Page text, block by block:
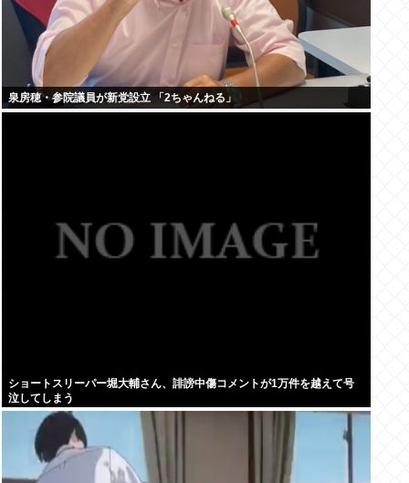
泉房穂・参院議員が新党設立 「2ちゃんねる」
ショートスリーパー堀大輔さん、誹謗中傷コメントが1万件を越えて号
泣してしまう